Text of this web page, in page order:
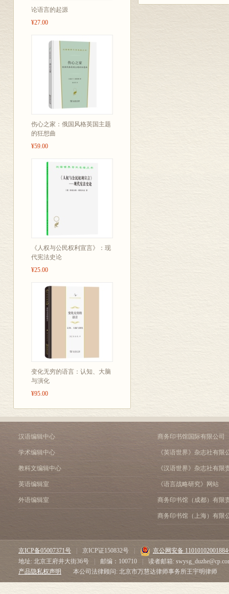
论语言的起源
¥27.00
伤心之家：俄国风格英国主题
的狂想曲
¥59.00
《人权与公民权利宣言》：现
代宪法史论
¥25.00
变化无穷的语言：认知、大脑
与演化
¥95.00
汉语编辑中心
学术编辑中心
教科文编辑中心
英语编辑室
外语编辑室
商务印书馆国际有限公司
《英语世界》杂志社有限
《汉语世界》杂志社有限
《语言战略研究》网站
商务印书馆（成都）有限
商务印书馆（上海）有限
京ICP备05007371号 京ICP证150832号
京公网安备
地址: 北京王府井大街36号
邮编：100710
读者邮箱:
产品隐私权声明
本公司法律顾问: 北京市万慧达律师事务所王宇明律师